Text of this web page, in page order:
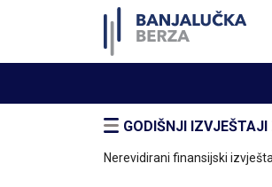
GODIŠNJI
Nerevidirani finansijski